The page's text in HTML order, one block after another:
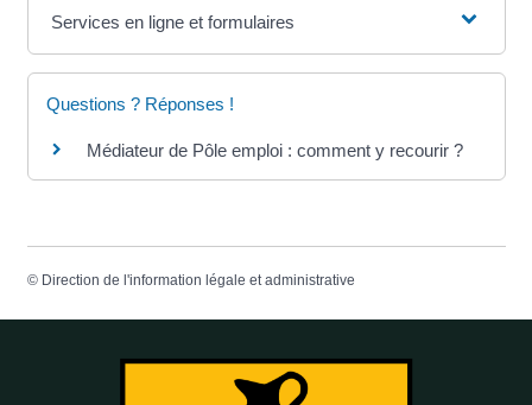
Services en ligne et formulaires
Questions ? Réponses !
Médiateur de Pôle emploi : comment y recourir ?
© Direction de l'information légale et administrative